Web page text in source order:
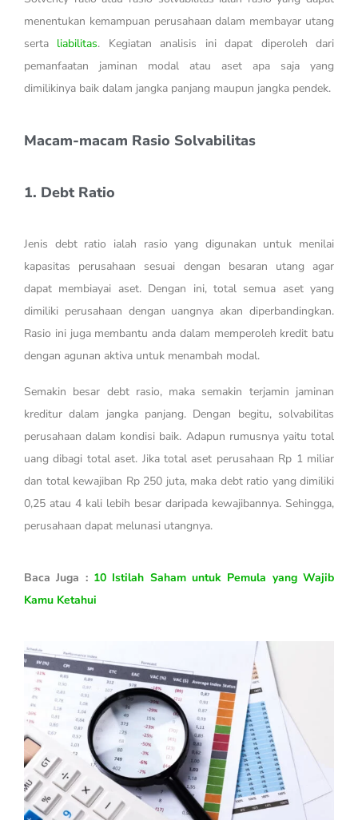
menentukan kemampuan perusahaan dalam membayar utang
serta liabilitas. Kegiatan analisis ini dapat diperoleh dari
pemanfaatan jaminan modal atau aset apa saja yang
dimilikinya baik dalam jangka panjang maupun jangka pendek.
Macam-macam Rasio Solvabilitas
1. Debt Ratio
Jenis debt ratio ialah rasio yang digunakan untuk menilai
kapasitas perusahaan sesuai dengan besaran utang agar
dapat membiayai aset. Dengan ini, total semua aset yang
dimiliki perusahaan dengan uangnya akan diperbandingkan.
Rasio ini juga membantu anda dalam memperoleh kredit batu
dengan agunan aktiva untuk menambah modal.
Semakin besar debt rasio, maka semakin terjamin jaminan
kreditur dalam jangka panjang. Dengan begitu, solvabilitas
perusahaan dalam kondisi baik. Adapun rumusnya yaitu total
uang dibagi total aset. Jika total aset perusahaan Rp 1 miliar
dan total kewajiban Rp 250 juta, maka debt ratio yang dimiliki
0,25 atau 4 kali lebih besar daripada kewajibannya. Sehingga,
perusahaan dapat melunasi utangnya.
Baca Juga : 10 Istilah Saham untuk Pemula yang Wajib
Kamu Ketahui